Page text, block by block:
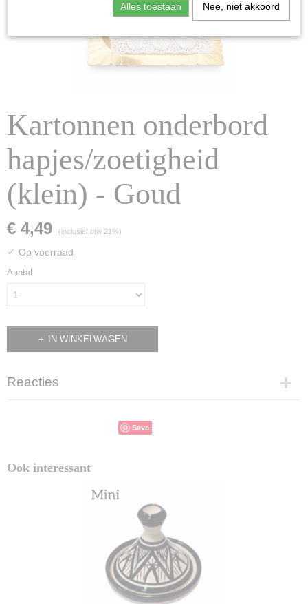
Kartonnen onderbord
hapjes/zoetigheid
(klein) - Goud
€ 4,49 (inclusief btw 21%)
✓ Op voorraad
Aantal
IN WINKELWAGEN
Reacties
Save
Ook interessant
Alles toestaan Nee, niet akkoord